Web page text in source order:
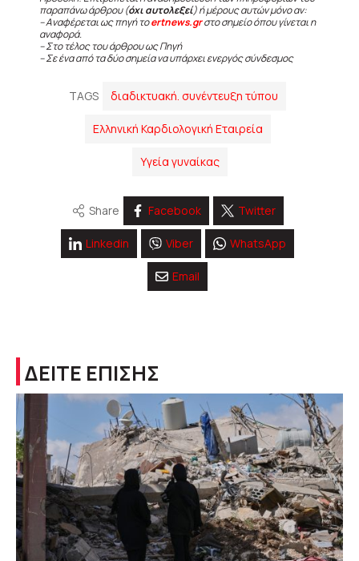
παραπάνω άρθρου (όχι αυτολεξεί) ή μέρους αυτών μόνο αν:
– Αναφέρεται ως πηγή τοertnews.grστο σημείο όπου γίνεται η
αναφορά.
– Στο τέλος του άρθρου ως Πηγή
– Σε ένα από τα δύο σημεία να υπάρχει ενεργός σύνδεσμος
TAGS διαδικτυακή. συνέντευξη τύπου
Ελληνική Καρδιολογική Εταιρεία
Υγεία γυναίκας
Share Facebook Twitter
Linkedin Viber WhatsApp
Email
ΔΕΙΤΕ ΕΠΙΣΗΣ